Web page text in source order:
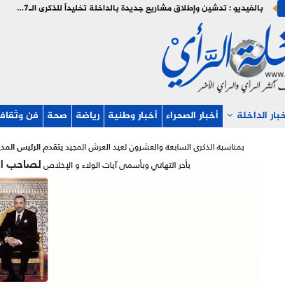
بالفيديو : تدشين وإطلاق مشاريع جديدة بالداخلة تخليداً للذكرى الـ27 لعيد العرش
الداخلة أخبار الصحراء أخبار وطنية رياضة صحة فن